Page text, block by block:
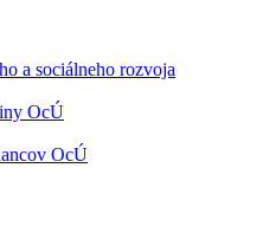
a sociálneho rozvoja
OcÚ
OcÚ